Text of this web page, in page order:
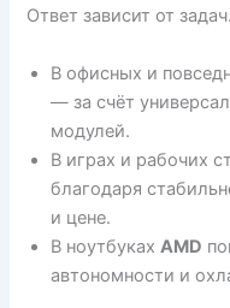
Ответ зависит от задач.
В офисных и
— за счёт
модулей.
В играх и рабочих
благодаря
и цене.
В ноутбуках AMD
автономности и